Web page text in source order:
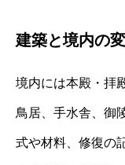
建築と境内の
境内には本殿・拝
鳥居、手水舎、御
式や材料、修復の